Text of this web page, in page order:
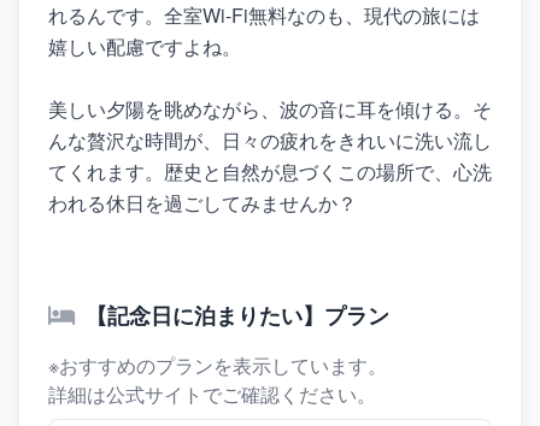
れるんです。全室Wi-Fi無料なのも、現代の旅には
嬉しい配慮ですよね。
美しい夕陽を眺めながら、波の音に耳を傾ける。そ
んな贅沢な時間が、日々の疲れをきれいに洗い流し
てくれます。歴史と自然が息づくこの場所で、心洗
われる休日を過ごしてみませんか？
【記念日に泊まりたい】プラン
※おすすめのプランを表示しています。
詳細は公式サイトでご確認ください。